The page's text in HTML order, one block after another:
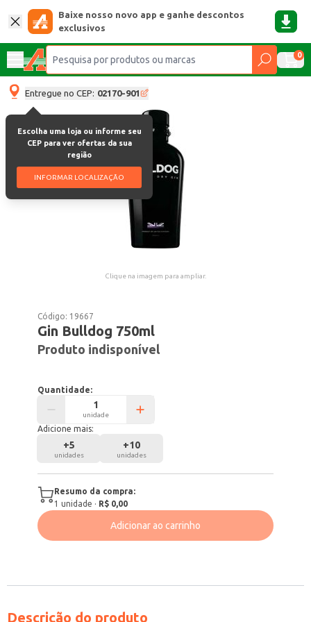
Baixe nosso novo app e ganhe descontos
exclusivos
0
Entregue no CEP: 02170-901
Escolha uma loja ou informe seu
CEP para ver ofertas da sua
região
INFORMAR LOCALIZAÇÃO
Clique na imagem para ampliar.
Código: 19667
Gin Bulldog 750ml
Produto indisponível
Quantidade:
unidade
Adicione mais:
+5
unidades
+10
unidades
Resumo da compra:
1 unidade · R$ 0,00
Adicionar ao carrinho
Descrição do produto